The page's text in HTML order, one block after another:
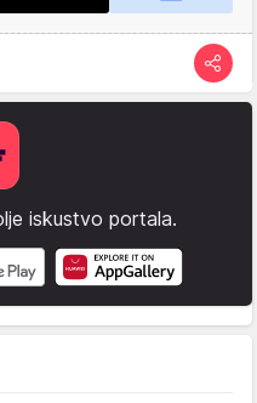
iskustvo portala.